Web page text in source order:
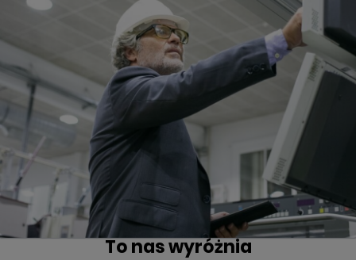
To nas wyróżnia